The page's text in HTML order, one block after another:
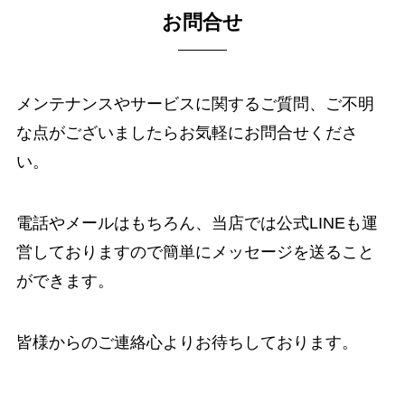
お問合せ
メンテナンスやサービスに関するご質問、ご不明
な点がございましたらお気軽にお問合せくださ
い。
電話やメールはもちろん、当店では公式LINEも運
営しておりますので簡単にメッセージを送ること
ができます。
皆様からのご連絡心よりお待ちしております。